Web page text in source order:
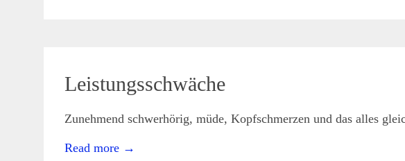
07 Nov. 2021
Leistungsschwäche
admin
Symptome
anti-
Ernährung,
Zunehmend schwerhörig, müde, Kopfschmerzen und das alles
Read more →